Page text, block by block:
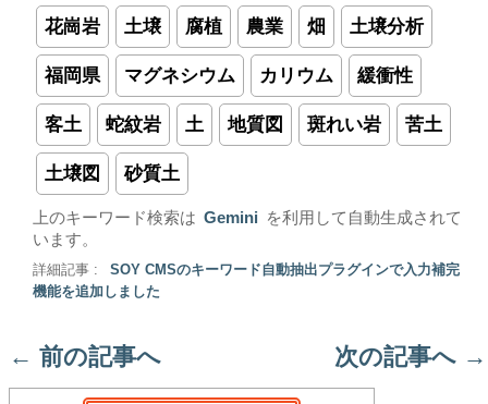
花崗岩 土壌 腐植 農業 畑 土壌分析
福岡県 マグネシウム カリウム 緩衝性
客土 蛇紋岩 土 地質図 斑れい岩 苦土
土壌図 砂質土
上のキーワード検索は Gemini
を利用して自動生成されて
います。
詳細記事 :
SOY CMSのキーワード自動抽出プラグインで入力補完
機能を追加しました
← 前の記事へ 次の記事へ →